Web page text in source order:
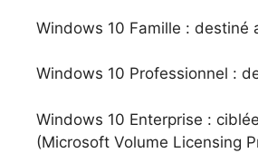
Windows 10 Famille : destiné
Windows 10 Professionnel :
Windows 10 Enterprise :
(Microsoft Volume Licensing